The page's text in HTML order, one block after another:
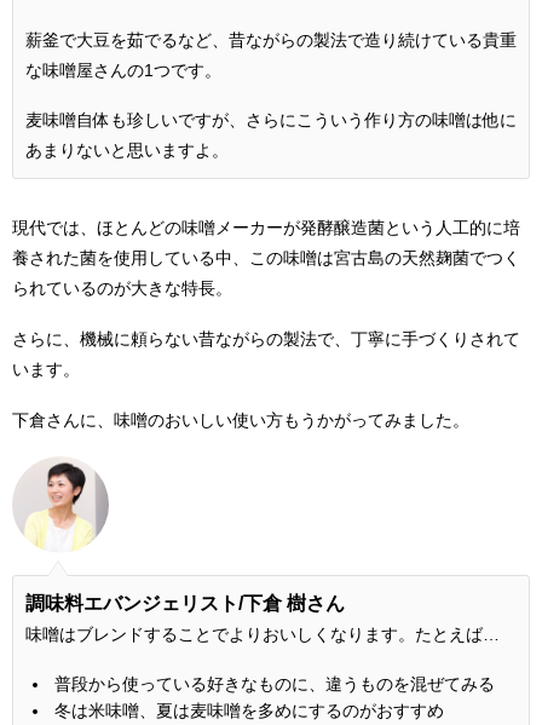
薪釜で大豆を茹でるなど、昔ながらの製法で造り続けている貴重
な味噌屋さんの1つです。
麦味噌自体も珍しいですが、さらにこういう作り方の味噌は他に
あまりないと思いますよ。
現代では、ほとんどの味噌メーカーが発酵醸造菌という人工的に培
養された菌を使用している中、この味噌は宮古島の天然麹菌でつく
られているのが大きな特長。
さらに、機械に頼らない昔ながらの製法で、丁寧に手づくりされて
います。
下倉さんに、味噌のおいしい使い方もうかがってみました。
調味料エバンジェリスト/下倉 樹さん
味噌はブレンドすることでよりおいしくなります。たとえば…
普段から使っている好きなものに、違うものを混ぜてみる
冬は米味噌、夏は麦味噌を多めにするのがおすすめ